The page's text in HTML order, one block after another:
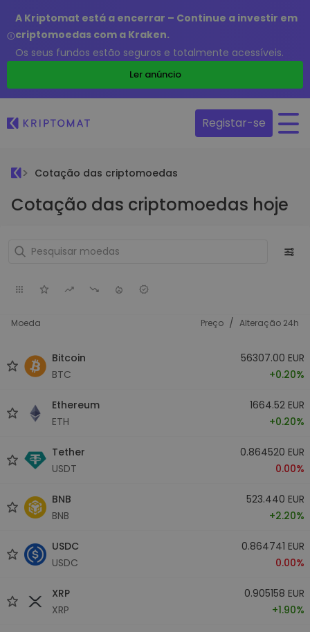
A Kriptomat está a encerrar – Continue a investir em
criptomoedas com a Kraken.
Os seus fundos estão seguros e totalmente acessíveis.
Ler anúncio
Registar-se
Cotação das criptomoedas
Cotação das criptomoedas hoje
Moeda Preço / Alteração 24h
Bitcoin
BTC
56307.00 EUR
+0.20%
Ethereum
ETH
1664.52 EUR
+0.20%
Tether
USDT
0.864520 EUR
0.00%
BNB
BNB
523.440 EUR
+2.20%
USDC
USDC
0.864741 EUR
0.00%
XRP
XRP
0.905158 EUR
+1.90%